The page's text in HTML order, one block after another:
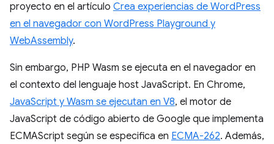
proyecto en el artículo Crea experiencias de WordPress
en el navegador con WordPress Playground y
WebAssembly.
Sin embargo, PHP Wasm se ejecuta en el navegador en
el contexto del lenguaje host JavaScript. En Chrome,
JavaScript y Wasm se ejecutan en V8, el motor de
JavaScript de código abierto de Google que implementa
ECMAScript según se especifica en ECMA-262. Además,